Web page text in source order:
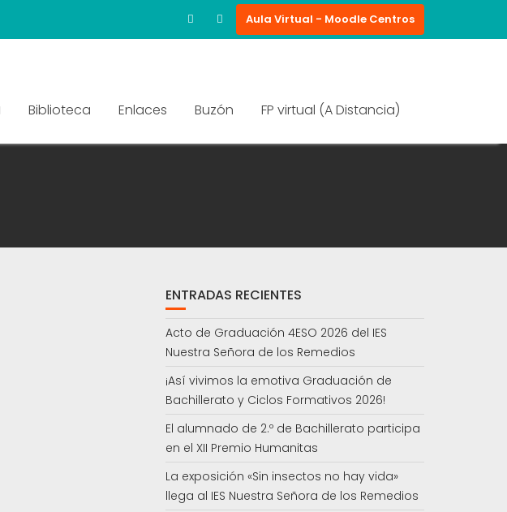
Aula Virtual - Moodle Centros
Biblioteca Enlaces Buzón FP virtual (A Distancia)
ENTRADAS RECIENTES
Acto de Graduación 4ESO 2026 del IES
Nuestra Señora de los Remedios
¡Así vivimos la emotiva Graduación de
Bachillerato y Ciclos Formativos 2026!
El alumnado de 2.º de Bachillerato participa
en el XII Premio Humanitas
La exposición «Sin insectos no hay vida»
llega al IES Nuestra Señora de los Remedios